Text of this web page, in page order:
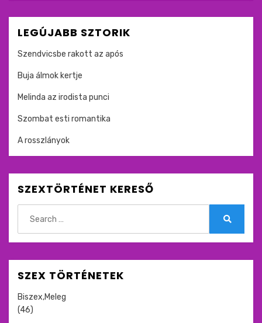
LEGÚJABB SZTORIK
Szendvicsbe rakott az após
Buja álmok kertje
Melinda az irodista punci
Szombat esti romantika
A rosszlányok
SZEXTÖRTÉNET KERESŐ
for:
SZEX TÖRTÉNETEK
Biszex,Meleg
(46)